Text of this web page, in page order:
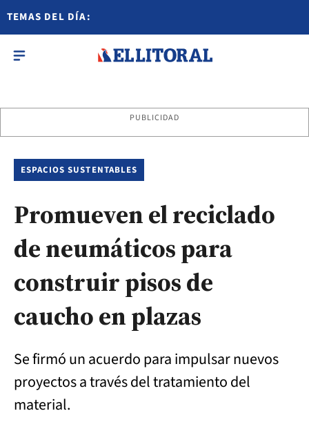
TEMAS DEL DÍA:
PUBLICIDAD
ESPACIOS SUSTENTABLES
Promueven el reciclado
de neumáticos para
construir pisos de
caucho en plazas
Se firmó un acuerdo para impulsar nuevos
proyectos a través del tratamiento del
material.